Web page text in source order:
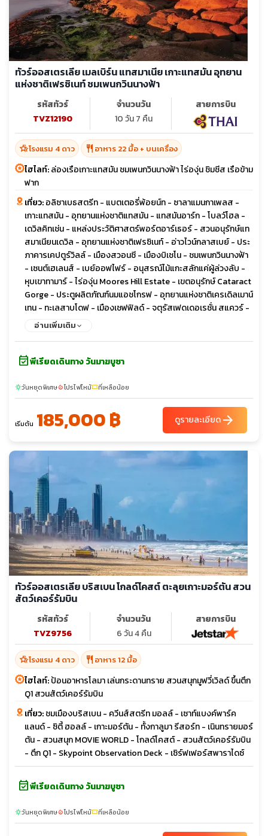
ทัวร์ออสเตรเลีย เมลเบิร์น แทสมาเนีย เกาะแทสมัน อุทยาน
แห่งชาติเฟรซิเนท์ ชมเพนกวินนางฟ้า
รหัสทัวร์
TVZ12190
จำนวนวัน
10 วัน 7 คืน
สายการบิน
hotel_classโรงแรม 4 ดาว restaurant อาหาร 22 มื้อ + บนเครื่อง
ไฮไลท์:ล่องเรือเกาะแทสมัน ชมเพนกวินนางฟ้า ไร่องุ่น ชิมชีส เรือข้าม
ฟาก
เที่ยว:อลิซาเบธสตรีท - แบตเตอรี่พ้อยน์ท - ซาลาแมนกาเพลส -
เกาะแทสมัน - อุทยานแห่งชาติแทสมัน - แทสมันอาร์ก - โบลว์โฮล -
เดวิลคิทเช่น - แหล่งประวัติศาสตร์พอร์ตอาร์เธอร์ - สวนอนุรักษ์แท
สมาเนียนเดวิล - อุทยานแห่งชาติเฟรซิเนท์ - อ่าวไวน์กลาสเบย์ - ประ
ภาคารเคปตูร์วิลล์ - เมืองสวอนซี - เมืองบิเชโน - ชมเพนกวินนางฟ้า
- เซนต์เฮเลนส์ - เบย์ออฟไฟร์ - อนุสรณ์ไม้แกะสลักแค่ผู้ล่วงลับ -
หุบเขาทามาร์ - ไร่องุ่น Moores Hill Estate - เขตอนุรักษ์ Cataract
Gorge - ประตูผลิตภัณฑ์นมแอชโกรฟ - อุทยานแห่งชาติเครเดิลเมาน์
เทน - ทะเลสาบโดฟ - เมืองเชฟฟิลด์ - จตุรัสเฟดเดอเรชั่น สแควร์ -
สวนฟิซรอย - บ้านกัปตันตุ๊ก - โบสถ์เซนต์แพทริค - ตลาดควีน
อ่านเพิ่มเติม
event_availableพีเรียดเดินทาง วันมาฆบูชา
sunnyวันหยุดพิเศษlocal_fire_departmentโปรไฟไหม้confirmation_numberที่เหลือน้อย
เริ่มต้น 185,000 ฿ ดูรายละเอียดarrow_forward
ทัวร์ออสเตรเลีย บริสเบน โกลด์โคสต์ ตะลุยเกาะมอร์ตัน สวน
สัตว์เคอร์รัมบิน
รหัสทัวร์
TVZ9756
จำนวนวัน
6 วัน 4 คืน
สายการบิน
hotel_classโรงแรม 4 ดาว restaurant อาหาร 12 มื้อ
ไฮไลท์:ป้อนอาหารโลมา เล่นกระดานทราย สวนสนุกมูฟวี่เวิลด์ ขึ้นตึก
Q1 สวนสัตว์เคอร์รัมบิน
เที่ยว:ชมเมืองบริสเบน - ควีนส์สตรีท มอลล์ - เซาท์แบงค์พาร์ค
แลนด์ - ซิตี้ ฮอลล์ - เกาะมอร์ตัน - ทั้งกาลูมา รีสอร์ท - เนินทรายมอร์
ตัน - สวนสนุก MOVIE WORLD - โกลด์โคสต์ - สวนสัตว์เคอร์รัมบิน
- ตึก Q1 - Skypoint Observation Deck - เซิร์ฟเฟอร์สพาราไดซ์
event_availableพีเรียดเดินทาง วันมาฆบูชา
sunnyวันหยุดพิเศษlocal_fire_departmentโปรไฟไหม้confirmation_numberที่เหลือน้อย